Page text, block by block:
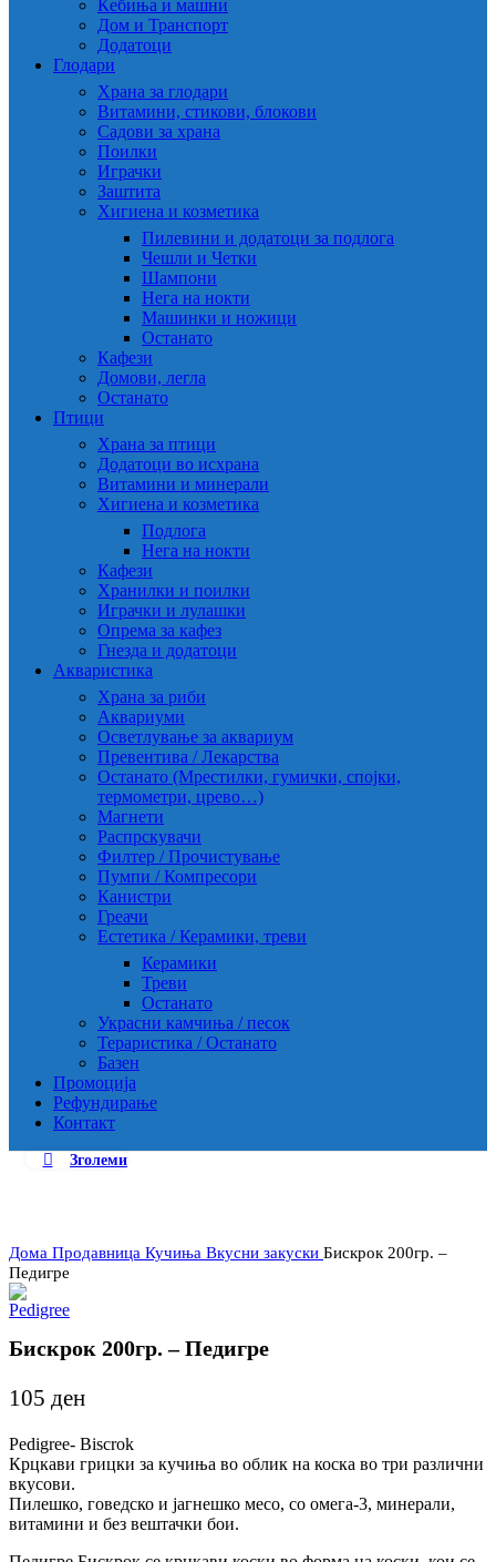
Ќебиња и машни
Дом и Транспорт
Додатоци
Глодари
Храна за глодари
Витамини, стикови, блокови
Садови за храна
Поилки
Играчки
Заштита
Хигиена и козметика
Пилевини и додатоци за подлога
Чешли и Четки
Шампони
Нега на нокти
Машинки и ножици
Останато
Кафези
Домови, легла
Останато
Птици
Храна за птици
Додатоци во исхрана
Витамини и минерали
Хигиена и козметика
Подлога
Нега на нокти
Кафези
Хранилки и поилки
Играчки и лулашки
Опрема за кафез
Гнезда и додатоци
Акваристика
Храна за риби
Аквариуми
Осветлување за аквариум
Превентива / Лекарства
Останато (Мрестилки, гумички, спојки,
термометри, црево…)
Магнети
Распрскувачи
Филтер / Прочистување
Пумпи / Компресори
Канистри
Греачи
Естетика / Керамики, треви
Керамики
Треви
Останато
Украсни камчиња / песок
Тераристика / Останато
Базен
Промоција
Рефундирање
Контакт
Зголеми
Дома Продавница Кучиња Вкусни закуски Бискрок 200гр. –
Педигре
Бискрок 200гр. – Педигре
105 ден
Pedigree- Biscrok
Крцкави грицки за кучиња во облик на коска во три различни
вкусови.
Пилешко, говедско и јагнешко месо, со омега-3, минерали,
витамини и без вештачки бои.